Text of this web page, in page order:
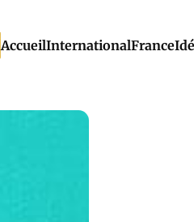
AccueilInternationalFrance